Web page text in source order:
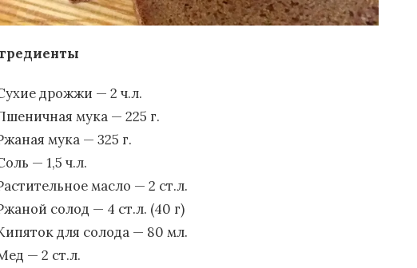
дрожжи — 2 ч.л.
мука — 225 г.
мука — 325 г.
— 1,5 ч.л.
масло — 2 ст.л.
солод — 4 ст.л. (40 г)
для солода — 80 мл.
— 2 ст.л.